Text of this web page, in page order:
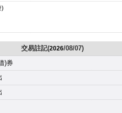
)
交易註記(2026/08/07)
)券